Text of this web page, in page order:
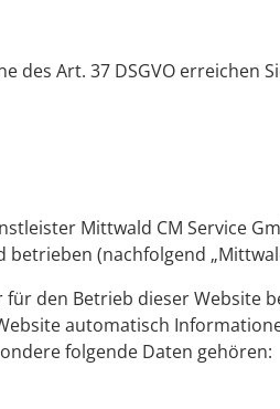
des Art. 37 DSGVO erreichen
Mittwald CM Service
betrieben (nachfolgend
den Betrieb dieser Website
automatisch
folgende Daten gehören: